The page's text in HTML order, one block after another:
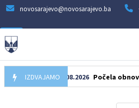
novosarajevo@novosarajevo.ba
IZDVAJAMO
05.08.2026 Počela obnova